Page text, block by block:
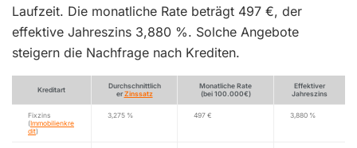
Laufzeit. Die monatliche Rate beträgt 497 €, der
effektive Jahreszins 3,880 %. Solche Angebote
steigern die Nachfrage nach Krediten.
Kreditart
Durchschnittlich
er Zinssatz
Monatliche Rate
(bei 100.000€)
Effektiver
Jahreszins
Fixzins
(Immobilienkre
dit)
3,275 % 497 € 3,880 %